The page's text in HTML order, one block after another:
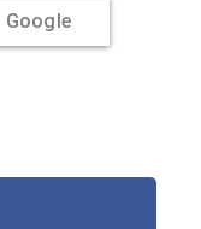
Google